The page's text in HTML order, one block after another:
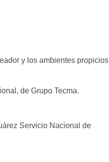
y los ambientes propicios
de Grupo Tecma.
Servicio Nacional de